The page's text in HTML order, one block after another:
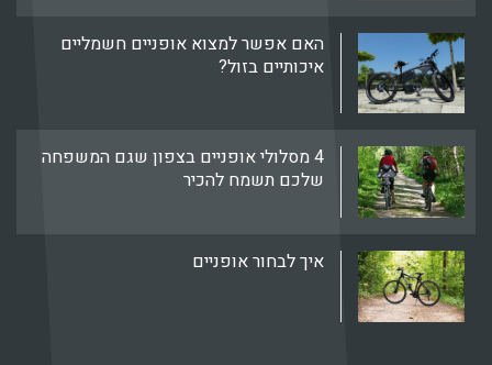
האם אפשר למצוא אופניים חשמליים
איכותיים בזול?
4 מסלולי אופניים בצפון שגם המשפחה
שלכם תשמח להכיר
איך לבחור אופניים